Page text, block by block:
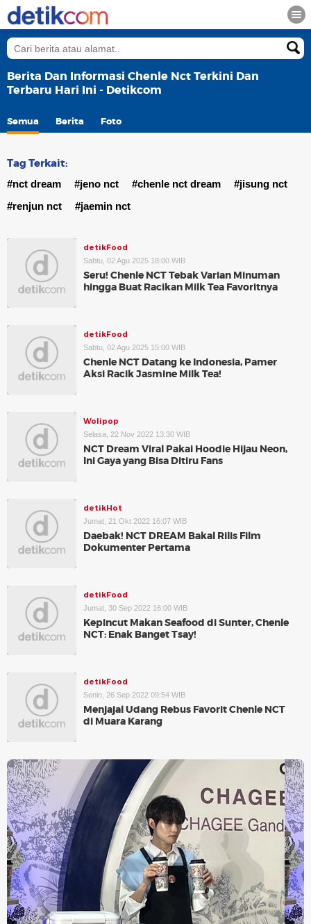
Berita Dan Informasi Chenle Nct Terkini Dan
Terbaru Hari Ini - Detikcom
Semua Berita Foto
Tag Terkait:
#nct dream #jeno nct #chenle nct dream
#jisung nct
#renjun nct
#jaemin nct
detikFood
Sabtu, 02 Agu 2025 18:00 WIB
Seru! Chenle NCT Tebak Varian Minuman
hingga Buat Racikan Milk Tea Favoritnya
detikFood
Sabtu, 02 Agu 2025 15:00 WIB
Chenle NCT Datang ke Indonesia, Pamer
Aksi Racik Jasmine Milk Tea!
Wolipop
Selasa, 22 Nov 2022 13:30 WIB
NCT Dream Viral Pakai Hoodie Hijau Neon,
Ini Gaya yang Bisa Ditiru Fans
detikHot
Jumat, 21 Okt 2022 16:07 WIB
Daebak! NCT DREAM Bakal Rilis Film
Dokumenter Pertama
detikFood
Jumat, 30 Sep 2022 16:00 WIB
Kepincut Makan Seafood di Sunter, Chenle
NCT: Enak Banget Tsay!
detikFood
Senin, 26 Sep 2022 09:54 WIB
Menjajal Udang Rebus Favorit Chenle NCT
di Muara Karang